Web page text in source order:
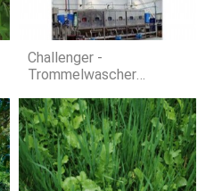
Challenger -
Trommelwascher